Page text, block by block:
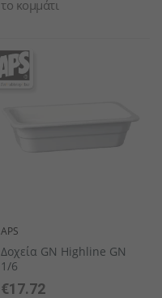
το κομμάτι
APS
Δοχεία GN Highline GN
1/6
€17.72